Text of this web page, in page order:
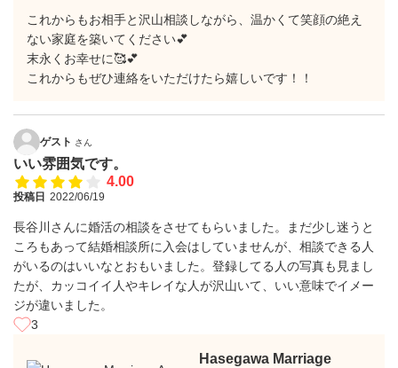
これからもお相手と沢山相談しながら、温かくて笑顔の絶え
ない家庭を築いてください💕
末永くお幸せに🥰💕
これからもぜひ連絡をいただけたら嬉しいです！！
ゲスト さん
いい雰囲気です。
4.00
投稿日 2022/06/19
長谷川さんに婚活の相談をさせてもらいました。まだ少し迷うと
ころもあって結婚相談所に入会はしていませんが、相談できる人
がいるのはいいなとおもいました。登録してる人の写真も見まし
たが、カッコイイ人やキレイな人が沢山いて、いい意味でイメー
ジが違いました。
3
Hasegawa Marriage